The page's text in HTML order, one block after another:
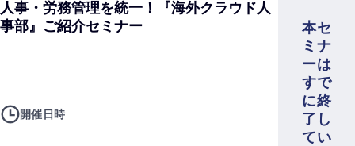
人事・労務管理を統一！『海外クラウド人
事部』ご紹介セミナー
開催日時
本セ
ミナ
ーは
すで
に終
了し
てい